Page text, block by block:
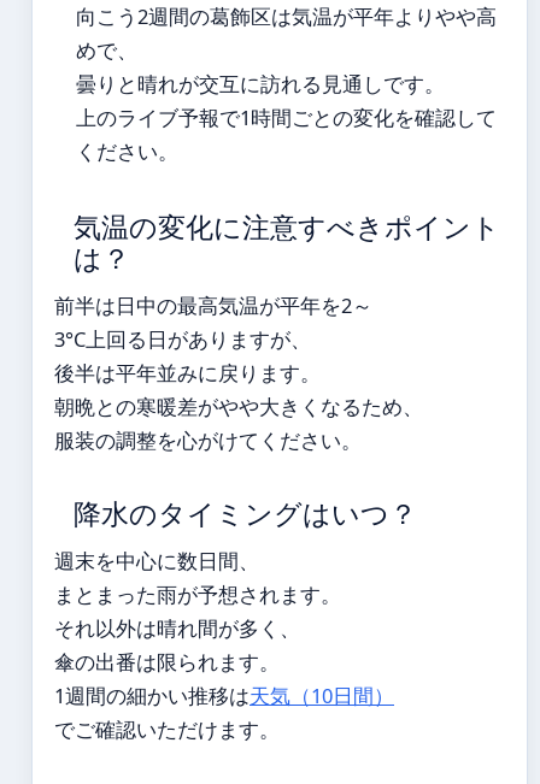
向こう2週間の葛飾区は気温が平年よりやや高
めで、
曇りと晴れが交互に訪れる見通しです。
上のライブ予報で1時間ごとの変化を確認して
ください。
気温の変化に注意すべきポイント
は？
前半は日中の最高気温が平年を2～
3°C上回る日がありますが、
後半は平年並みに戻ります。
朝晩との寒暖差がやや大きくなるため、
服装の調整を心がけてください。
降水のタイミングはいつ？
週末を中心に数日間、
まとまった雨が予想されます。
それ以外は晴れ間が多く、
傘の出番は限られます。
1週間の細かい推移は天気（10日間）
でご確認いただけます。